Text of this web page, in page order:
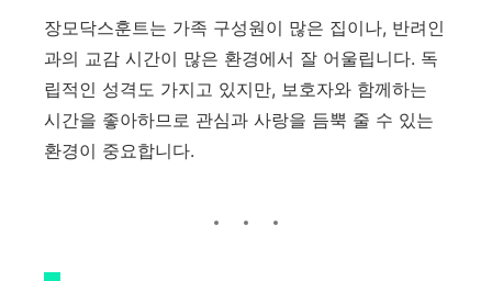
장모닥스훈트는 가족 구성원이 많은 집이나, 반려인
과의 교감 시간이 많은 환경에서 잘 어울립니다. 독
립적인 성격도 가지고 있지만, 보호자와 함께하는
시간을 좋아하므로 관심과 사랑을 듬뿍 줄 수 있는
환경이 중요합니다.